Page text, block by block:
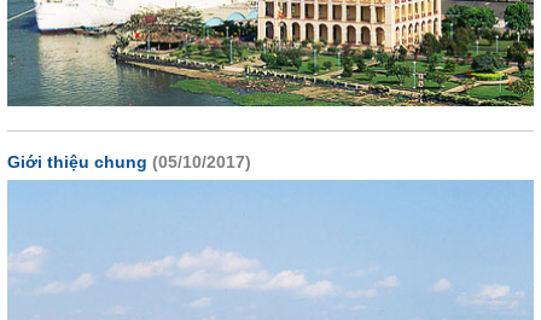
Giới thiệu chung (05/10/2017)